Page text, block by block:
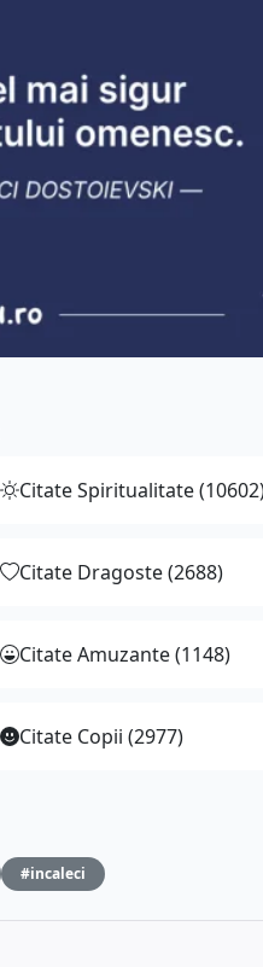
Citate Spiritualitate
Citate Dragoste (2688)
Citate Amuzante (1148)
Citate Copii (2977)
#incaleci